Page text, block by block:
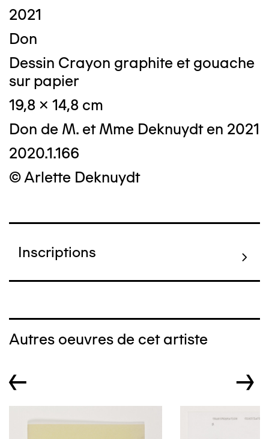
2021
Don
Dessin Crayon graphite et gouache
sur papier
19,8 x 14,8 cm
Don de M. et Mme Deknuydt en 2021
2020.1.166
© Arlette Deknuydt
Inscriptions
Autres oeuvres de cet artiste
← →